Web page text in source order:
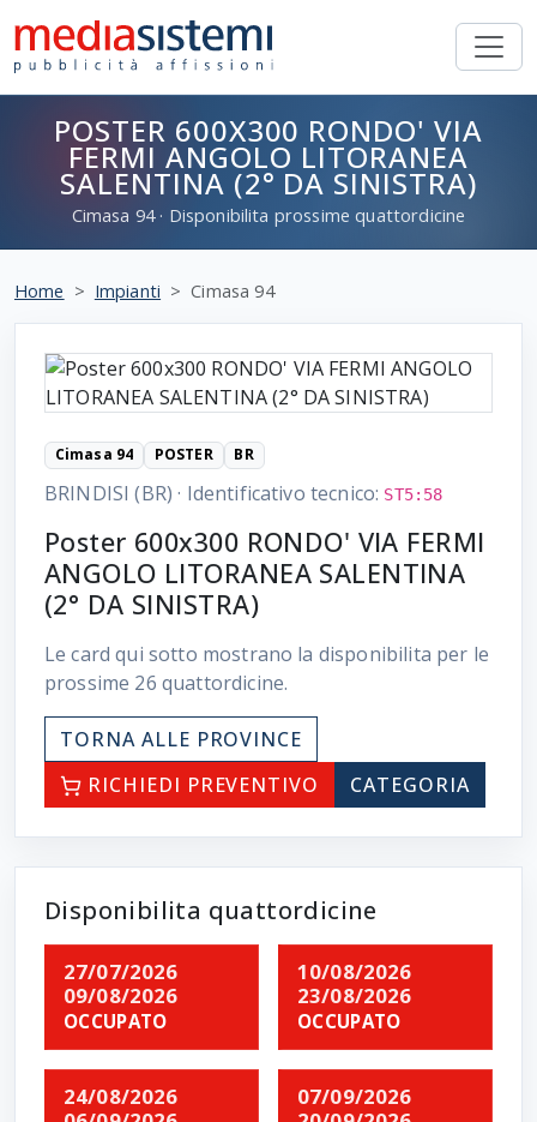
POSTER 600X300 RONDO' VIA
FERMI ANGOLO LITORANEA
SALENTINA (2° DA SINISTRA)
Cimasa 94· Disponibilita prossime quattordicine
Home Impianti Cimasa 94
Cimasa 94 POSTER BR
BRINDISI (BR) · Identificativo tecnico: ST5:58
Poster 600x300 RONDO' VIA FERMI
ANGOLO LITORANEA SALENTINA
(2° DA SINISTRA)
Le card qui sotto mostrano la disponibilita per le
prossime 26 quattordicine.
TORNA ALLE PROVINCE
RICHIEDI PREVENTIVO
CATEGORIA
Disponibilita quattordicine
27/07/2026
09/08/2026
OCCUPATO
10/08/2026
23/08/2026
OCCUPATO
24/08/2026
07/09/2026